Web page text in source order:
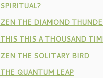
SPIRITUAL?
ZEN THE DIAMOND
THIS THIS A THOUSAND
ZEN THE SOLITARY BIRD
THE QUANTUM LEAP